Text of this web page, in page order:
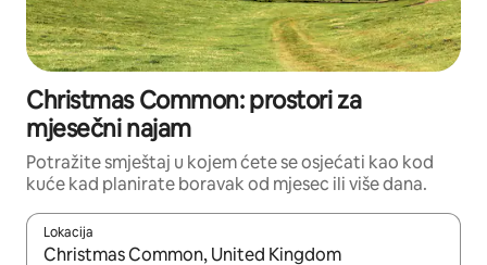
Christmas Common: prostori za
mjesečni najam
Potražite smještaj u kojem ćete se osjećati kao kod
kuće kad planirate boravak od mjesec ili više dana.
Lokacija
Kada budu dostupni rezultati, moći ćete ih pregledati